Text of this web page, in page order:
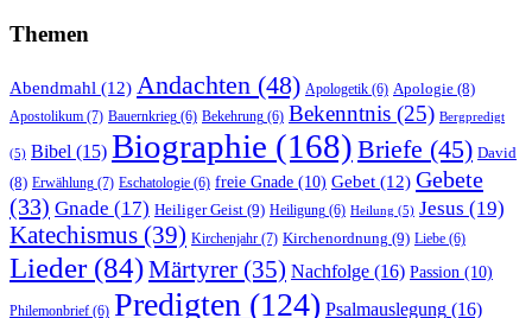
Themen
Abendmahl (12) Andachten (48) Apologetik (6) Apologie (8)
Apostolikum (7) Bauernkrieg (6) Bekehrung (6) Bekenntnis (25) Bergpredigt
(5) Bibel (15) Biographie (168) Briefe (45) David
(8) Erwählung (7) Eschatologie (6) freie Gnade (10) Gebet (12) Gebete
(33) Gnade (17) Heiliger Geist (9) Heiligung (6) Heilung (5) Jesus (19)
Katechismus (39) Kirchenjahr (7) Kirchenordnung (9) Liebe (6)
Lieder(84)Märtyrer (35) Nachfolge (16) Passion (10)
Philemonbrief (6) Predigten (124) Psalmauslegung (16)